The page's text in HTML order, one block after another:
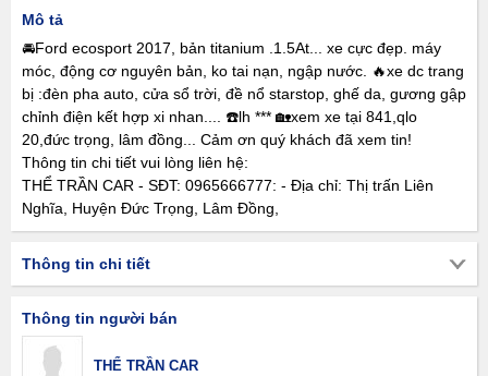
Mô tả
🚘Ford ecosport 2017, bản titanium .1.5At... xe cực đẹp. máy
móc, động cơ nguyên bản, ko tai nạn, ngập nước. 🔥xe dc trang
bị :đèn pha auto, cửa sổ trời, đề nổ starstop, ghế da, gương gập
chỉnh điện kết hợp xi nhan.... ☎️lh *** 🏡xem xe tại 841,qlo
20,đức trọng, lâm đồng... Cảm ơn quý khách đã xem tin!
Thông tin chi tiết vui lòng liên hệ:
THỂ TRẦN CAR - SĐT: 0965666777: - Địa chỉ: Thị trấn Liên
Nghĩa, Huyện Đức Trọng, Lâm Đồng,
Thông tin chi tiết
Thông tin người bán
THỂ TRẦN CAR